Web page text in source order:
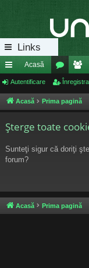
Links
eg
ăt
ra
pi
Acasă
or
u
e
m
Autentificare
Acasă Prima pagină
Şterge toate
Sunteţi sigur că doriţi
forum?
Acasă Prima pagină